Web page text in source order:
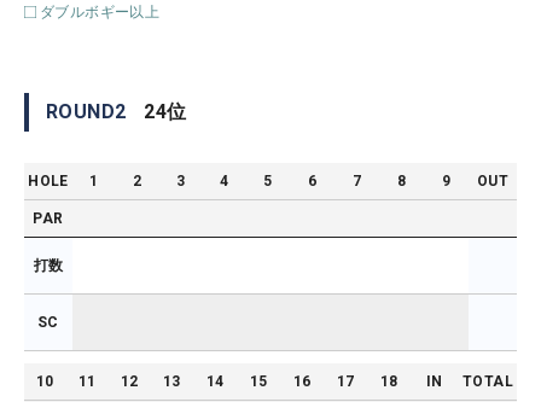
ダブルボギー以上
ROUND2 24位
HOLE 1 2 3 4 5 6 7 8 9 OUT
PAR
打数
SC
10 11 12 13 14 15 16 17 18 IN TOTAL